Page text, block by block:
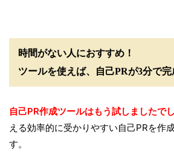
時間がない人におすすめ！
ツールを使えば、自己PRが3分で
自己PR作成ツールはもう試しましたで
える効率的に受かりやすい自己PRを作
す。